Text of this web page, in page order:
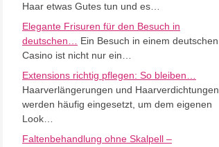
Haar etwas Gutes tun und es…
Elegante Frisuren für den Besuch in
deutschen…
Ein Besuch in einem deutschen
Casino ist nicht nur ein…
Extensions richtig pflegen: So bleiben…
Haarverlängerungen und Haarverdichtungen
werden häufig eingesetzt, um dem eigenen
Look…
Faltenbehandlung ohne Skalpell –